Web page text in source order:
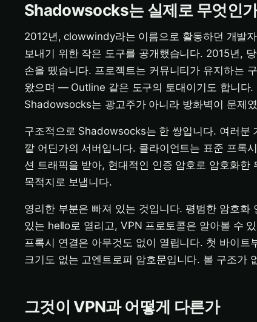
Shadowsocks는 실제로 무엇인
2012년, clowwindy라는 이름으로 활동하던 개발
보내기 위한 작은 도구를 공개했습니다. 2015년,
손을 뗐습니다. 프로젝트는 커뮤니티가 유지하는
왔으며 — Outline 같은 도구의 토대이기도 합니다
Shadowsocks는 광고주가 아니라 방화벽이 문제
구조적으로 Shadowsocks는 한 쌍입니다. 여러분
깥 어딘가의 서버입니다. 클라이언트는 표준 프록
션 트래픽을 받아, 현대적인 인증 암호로 암호화한
목적지로 보냅니다.
영리한 부분은 빠져 있는 것입니다. 평범한 암호
있는 hello로 열리고, VPN 프로토콜은 알아볼 수
프록시 연결은 아무것도 없이 열립니다. 첫 바이트
크기도 없는 고엔트로피 암호문입니다. 볼 구조가
그것이 VPN과 어떻게 다른가